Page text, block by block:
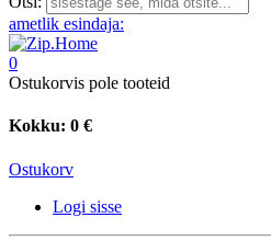
ametlik esindaja:
0
Ostukorvis pole tooteid
Kokku: 0 €
Ostukorv
Logi sisse